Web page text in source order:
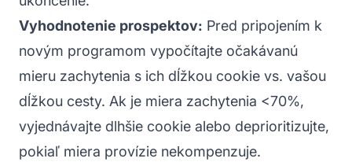
Vyhodnotenie prospektov: Pred pripojením k
novým programom vypočítajte očakávanú
mieru zachytenia s ich dĺžkou cookie vs. vašou
dĺžkou cesty. Ak je miera zachytenia <70%,
vyjednávajte dlhšie cookie alebo deprioritizujte,
pokiaľ miera provízie nekompenzuje.